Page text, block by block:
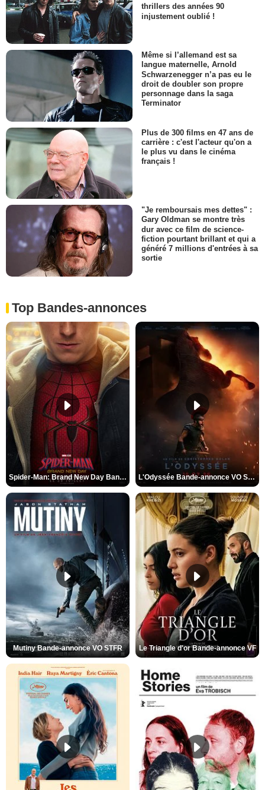
thrillers des années 90
injustement oublié !
Même si l’allemand est sa
langue maternelle, Arnold
Schwarzenegger n’a pas eu le
droit de doubler son propre
personnage dans la saga
Terminator
Plus de 300 films en 47 ans de
carrière : c'est l'acteur qu'on a
le plus vu dans le cinéma
français !
"Je remboursais mes dettes" :
Gary Oldman se montre très
dur avec ce film de science-
fiction pourtant brillant et qui a
généré 7 millions d'entrées à sa
sortie
Top Bandes-annonces
Spider-Man: Brand New Day Bande-annonce VO STFR L'Odyssée Bande-annonce VO STFR
Mutiny Bande-annonce VO STFR Le Triangle d'or Bande-annonce VF